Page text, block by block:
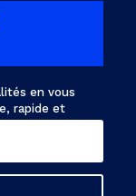
en vous
rapide et
manquer !